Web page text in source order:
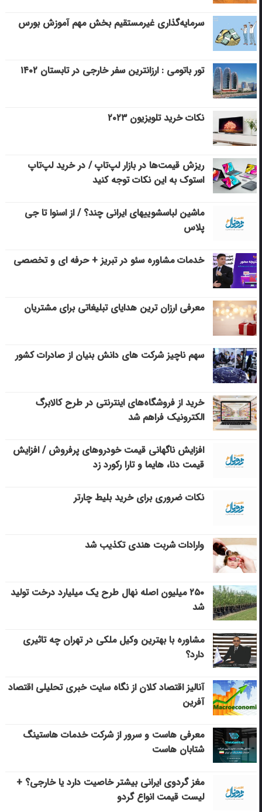
سرمایه‌گذاری غیرمستقیم بخش مهم آموزش بورس
تور باتومی : ارزانترین سفر خارجی در تابستان ۱۴۰۲
نکات خرید تلویزیون ۲۰۲۳
ریزش قیمت‌ها در بازار لپ‌تاپ / در خرید لپ‌تاپ
استوک به این نکات توجه کنید
ماشین لباسشویی‎های ایرانی چند؟ / از اسنوا تا جی
پلاس
خدمات مشاوره سئو در تبریز + حرفه ای و تخصصی
معرفی ارزان ترین هدایای تبلیغاتی برای مشتریان
سهم ناچیز شرکت های دانش بنیان از صادرات کشور
خرید از فروشگاه‌های اینترنتی در طرح کالابرگ
الکترونیک فراهم شد
افزایش ناگهانی قیمت خودروهای پرفروش / افزایش
قیمت دنا، هایما و تارا رکورد زد
نکات ضروری برای خرید بلیط چارتر
وارادات شربت هندی تکذیب شد
۲۵۰ میلیون اصله نهال طرح یک میلیارد درخت تولید
شد
مشاوره با بهترین وکیل ملکی در تهران چه تاثیری
دارد؟
آنالیز اقتصاد کلان از نگاه سایت خبری تحلیلی اقتصاد
آفرین
معرفی هاست و سرور از شرکت خدمات هاستینگ
شتابان هاست
مغز گردوی ایرانی بیشتر خاصیت دارد یا خارجی؟ +
لیست قیمت انواع گردو